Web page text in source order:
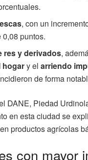
, con un
0,08 puntos.
res y derivados,
hogary elarriendo
de forma
DANE, Piedad
en esta ciudad se
productos agrícolas
con mayor